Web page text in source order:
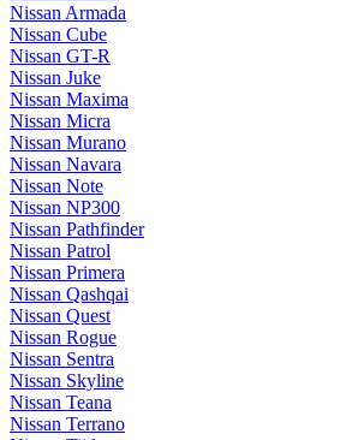
Nissan Armada
Nissan Cube
Nissan GT-R
Nissan Juke
Nissan Maxima
Nissan Micra
Nissan Murano
Nissan Navara
Nissan Note
Nissan NP300
Nissan Pathfinder
Nissan Patrol
Nissan Primera
Nissan Qashqai
Nissan Quest
Nissan Rogue
Nissan Sentra
Nissan Skyline
Nissan Teana
Nissan Terrano